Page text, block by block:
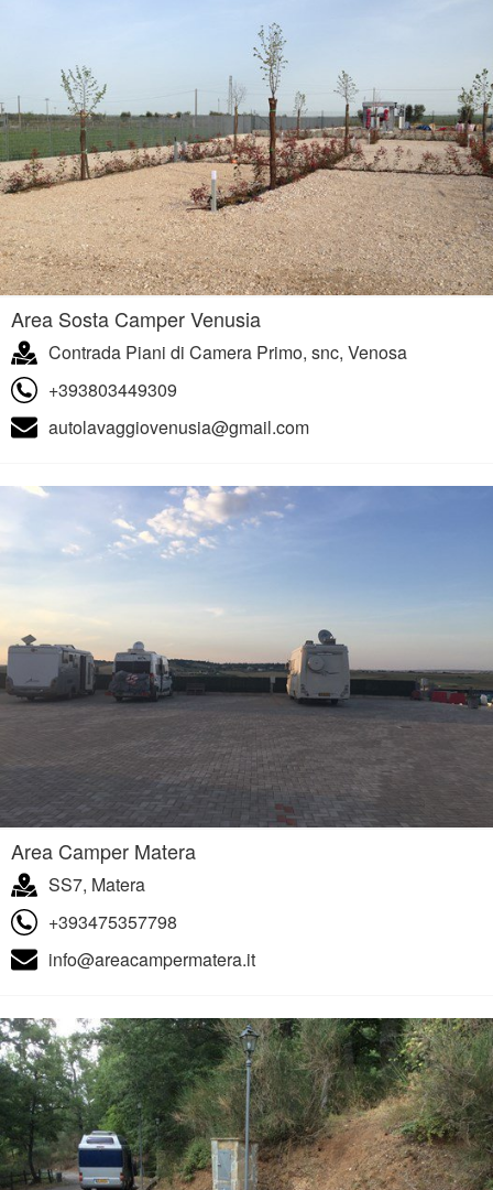
Area Sosta Camper Venusia
Contrada Piani di Camera Primo, snc, Venosa
+393803449309
autolavaggiovenusia@gmail.com
Area Camper Matera
SS7, Matera
+393475357798
info@areacampermatera.it